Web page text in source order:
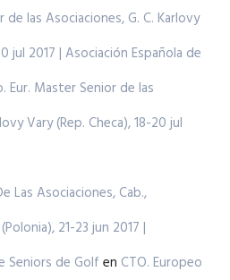
las Asociaciones, G. C. Karlovy
jul 2017 | Asociación Española de
Eur. Master Senior de las
Vary (Rep. Checa), 18-20 jul
Las Asociaciones, Cab.,
21-23 jun 2017 |
Seniors de Golf en CTO. Europeo